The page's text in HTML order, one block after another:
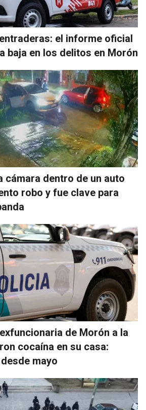
el informe oficial
baja en los delitos en Morón
cámara dentro de un auto
robo y fue clave para
de Morón a la
cocaína en su casa:
mayo